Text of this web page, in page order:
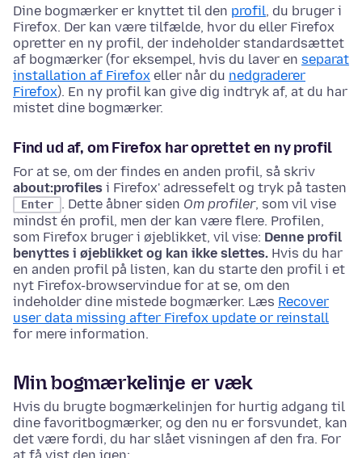
Dine bogmærker er knyttet til den profil, du bruger i
Firefox. Der kan være tilfælde, hvor du eller Firefox
opretter en ny profil, der indeholder standardsættet
af bogmærker (for eksempel, hvis du laver en separat
installation af Firefox eller når du nedgraderer
Firefox). En ny profil kan give dig indtryk af, at du har
mistet dine bogmærker.
Find ud af, om Firefox har oprettet en ny profil
For at se, om der findes en anden profil, så skriv
about:profiles i Firefox' adressefelt og tryk på tasten
Enter . Dette åbner siden Om profiler, som vil vise
mindst én profil, men der kan være flere. Profilen,
som Firefox bruger i øjeblikket, vil vise: Denne profil
benyttes i øjeblikket og kan ikke slettes. Hvis du har
en anden profil på listen, kan du starte den profil i et
nyt Firefox-browservindue for at se, om den
indeholder dine mistede bogmærker. Læs Recover
user data missing after Firefox update or reinstall
for mere information.
Min bogmærkelinje er væk
Hvis du brugte bogmærkelinjen for hurtig adgang til
dine favoritbogmærker, og den nu er forsvundet, kan
det være fordi, du har slået visningen af den fra. For